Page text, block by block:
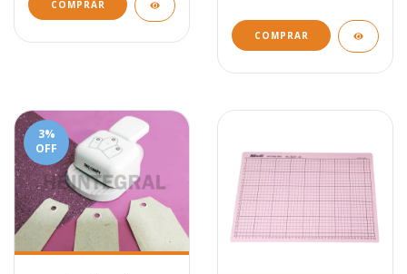
COMPRAR
3%
OFF